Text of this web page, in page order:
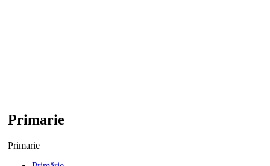
Primarie
Primarie